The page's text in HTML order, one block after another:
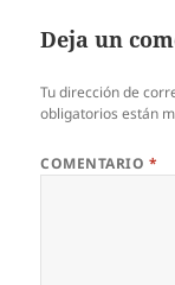
Deja un
Tu dirección de
obligatorios están
COMENTARIO *